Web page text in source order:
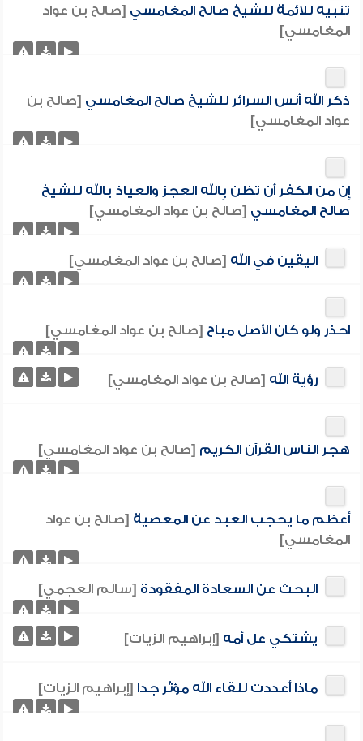
تنبيه للائمة للشيخ صالح المغامسي [صالح بن عواد
المغامسي]
ذكر الله أنس السرائر للشيخ صالح المغامسي [صالح بن
عواد المغامسي]
إِن من الكفر أَن تظن بِالله العجز والعياذ بالله للشيخ
صالح المغامسي [صالح بن عواد المغامسي]
اليقين في الله [صالح بن عواد المغامسي]
احذر ولو كان الأصل مباح [صالح بن عواد المغامسي]
رؤية الله [صالح بن عواد المغامسي]
هجر الناس القرآن الكريم [صالح بن عواد المغامسي]
أعظم ما يحجب العبد عن المعصية [صالح بن عواد
المغامسي]
البحث عن السعادة المفقودة [سالم العجمي]
يشتكي عل أمه [إبراهيم الزيات]
ماذا أعددت للقاء الله مؤثر جدا [إبراهيم الزيات]